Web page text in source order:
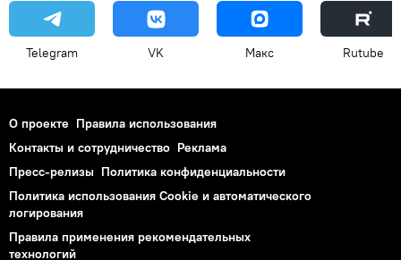
Telegram VK Макс Rutube
О проекте Правила использования
Контакты и сотрудничество Реклама
Пресс-релизы Политика конфиденциальности
Политика использования Cookie и автоматического
логирования
Правила применения рекомендательных
технологий